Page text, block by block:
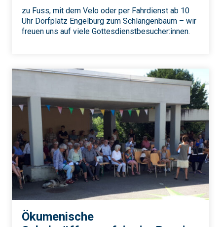
zu Fuss, mit dem Velo oder per Fahrdienst ab 10
Uhr Dorfplatz Engelburg zum Schlangenbaum – wir
freuen uns auf viele Gottesdienstbesucher:innen.
Ökumenische